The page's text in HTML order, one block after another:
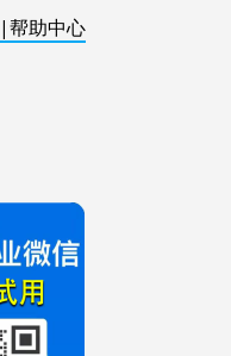
帮助中心